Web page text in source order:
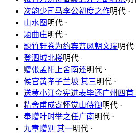
次韵少司马李公初度之作明代 ·
山水图 明代 ·
题曲庄明代 ·
题竹轩卷为约宾曹凤朝文瑞明代
登泗城北楼明代 ·
赠张孟阳上舍南还明代 ·
候官黄孝子兰坡 其三明代 ·
送黄小江佥宪进表毕还广州四首
精舍甫成寄怀觉山侍御明代 ·
奉赠叶时举之任广南明代 ·
九章赠别 其一明代 ·